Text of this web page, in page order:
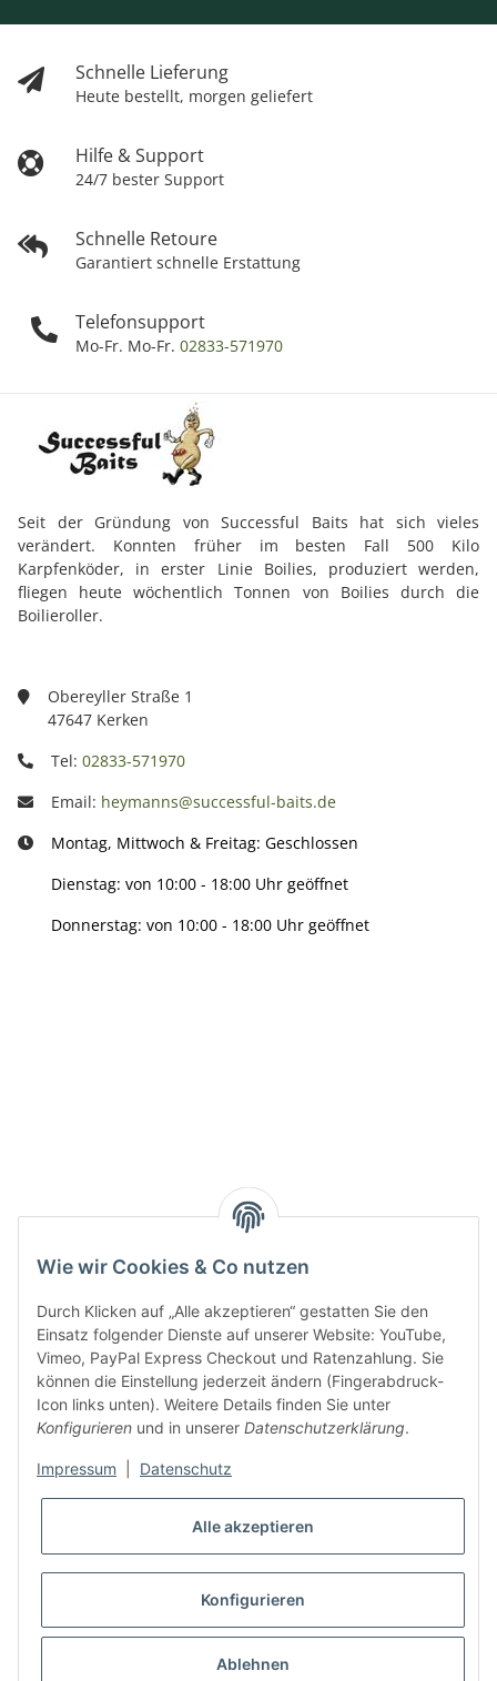
Wie wir Cookies & Co nutzen
Durch Klicken auf „Alle akzeptieren“ gestatten Sie den
Einsatz folgender Dienste auf unserer Website: YouTube,
Vimeo, PayPal Express Checkout und Ratenzahlung. Sie
können die Einstellung jederzeit ändern (Fingerabdruck-
Icon links unten). Weitere Details finden Sie unter
Konfigurieren und in unserer Datenschutzerklärung.
Impressum Datenschutz
Alle akzeptieren
Konfigurieren
Ablehnen
Schnelle Lieferung
Heute bestellt, morgen geliefert
Hilfe & Support
24/7 bester Support
Schnelle Retoure
Garantiert schnelle Erstattung
Telefonsupport
Mo-Fr. Mo-Fr. 02833-571970
Seit der Gründung von Successful Baits hat sich vieles
verändert. Konnten früher im besten Fall 500 Kilo
Karpfenköder, in erster Linie Boilies, produziert werden,
fliegen heute wöchentlich Tonnen von Boilies durch die
Boilieroller.
Obereyller Straße 1
47647 Kerken
Tel: 02833-571970
Email: heymanns@successful-baits.de
Montag, Mittwoch & Freitag: Geschlossen
Dienstag: von 10:00 - 18:00 Uhr geöffnet
Donnerstag: von 10:00 - 18:00 Uhr geöffnet
Key:
Gesetzliche Informationen
* Alle Preise inkl. gesetzlicher USt., zzgl.
VERTRAG WIDERRUFEN